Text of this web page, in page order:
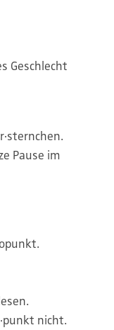
Geschlecht
Pause im
nicht.